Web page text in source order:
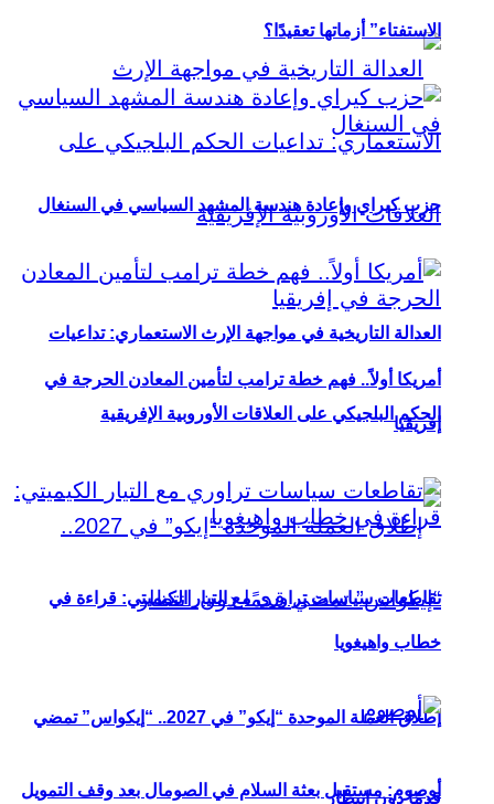
العدالة التاريخية في مواجهة الإرث الاستعماري: تداعيات
الحكم البلجيكي على العلاقات الأوروبية الإفريقية
إطلاق العملة الموحدة “إيكو” في 2027.. “إيكواس” تمضي
قدمًا دون انتظار
الاستفتاء” أزماتها تعقيدًا؟
حزب كيراي وإعادة هندسة المشهد السياسي في السنغال
أمريكا أولاً.. فهم خطة ترامب لتأمين المعادن الحرجة في
إفريقيا
تقاطعات سياسات تراوري مع التيار الكيميتي: قراءة في
خطاب واهيغويا
أوصوم: مستقبل بعثة السلام في الصومال بعد وقف التمويل